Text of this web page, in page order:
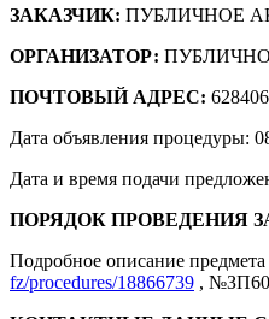
ЗАКАЗЧИК: ПУБЛИЧНОЕ
ОРГАНИЗАТОР:
ПОЧТОВЫЙ АДРЕС:
Дата объявления процедуры:
Дата и время подачи
ПОРЯДОК ПРОВЕДЕНИЯ
Подробное описание
fz/procedures/18866739 ,